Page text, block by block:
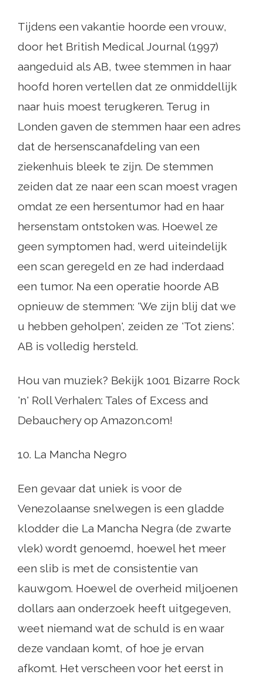
Tijdens een vakantie hoorde een vrouw,
door het British Medical Journal (1997)
aangeduid als AB, twee stemmen in haar
hoofd horen vertellen dat ze onmiddellijk
naar huis moest terugkeren. Terug in
Londen gaven de stemmen haar een adres
dat de hersenscanafdeling van een
ziekenhuis bleek te zijn. De stemmen
zeiden dat ze naar een scan moest vragen
omdat ze een hersentumor had en haar
hersenstam ontstoken was. Hoewel ze
geen symptomen had, werd uiteindelijk
een scan geregeld en ze had inderdaad
een tumor. Na een operatie hoorde AB
opnieuw de stemmen: 'We zijn blij dat we
u hebben geholpen', zeiden ze 'Tot ziens'.
AB is volledig hersteld.
Hou van muziek? Bekijk 1001 Bizarre Rock
'n' Roll Verhalen: Tales of Excess and
Debauchery op Amazon.com!
10. La Mancha Negro
Een gevaar dat uniek is voor de
Venezolaanse snelwegen is een gladde
klodder die La Mancha Negra (de zwarte
vlek) wordt genoemd, hoewel het meer
een slib is met de consistentie van
kauwgom. Hoewel de overheid miljoenen
dollars aan onderzoek heeft uitgegeven,
weet niemand wat de schuld is en waar
deze vandaan komt, of hoe je ervan
afkomt. Het verscheen voor het eerst in